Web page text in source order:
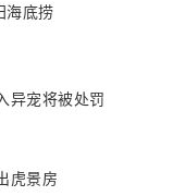
海底捞
异宠将被处罚
虎景房